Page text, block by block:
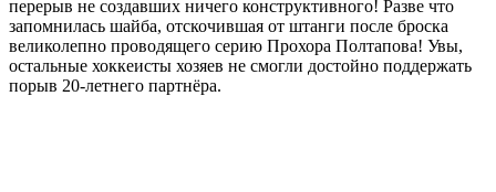
перерыв не создавших ничего конструктивного! Разве что
запомнилась шайба, отскочившая от штанги после броска
великолепно проводящего серию Прохора Полтапова! Увы,
остальные хоккеисты хозяев не смогли достойно поддержать
порыв 20-летнего партнёра.